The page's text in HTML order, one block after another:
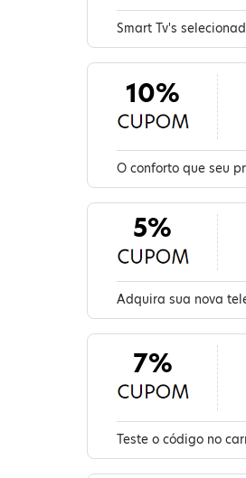
Smart Tv's
10%
O conforto que seu
5%
Adquira sua nova
7%
Teste o código no